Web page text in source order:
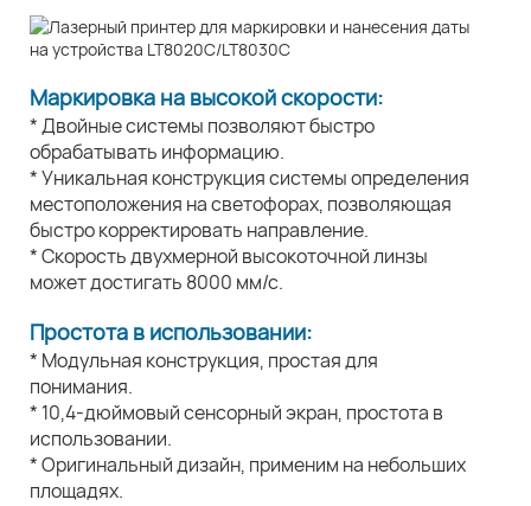
Маркировка на высокой скорости:
* Двойные системы позволяют быстро
обрабатывать информацию.
* Уникальная конструкция системы определения
местоположения на светофорах, позволяющая
быстро корректировать направление.
* Скорость двухмерной высокоточной линзы
может достигать 8000 мм/с.
Простота в использовании:
* Модульная конструкция, простая для
понимания.
* 10,4-дюймовый сенсорный экран, простота в
использовании.
* Оригинальный дизайн, применим на небольших
площадях.